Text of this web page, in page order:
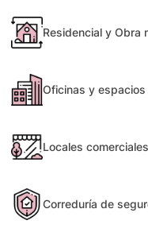
Residencial y Obra
Oficinas y
Locales comerciales
Correduría de